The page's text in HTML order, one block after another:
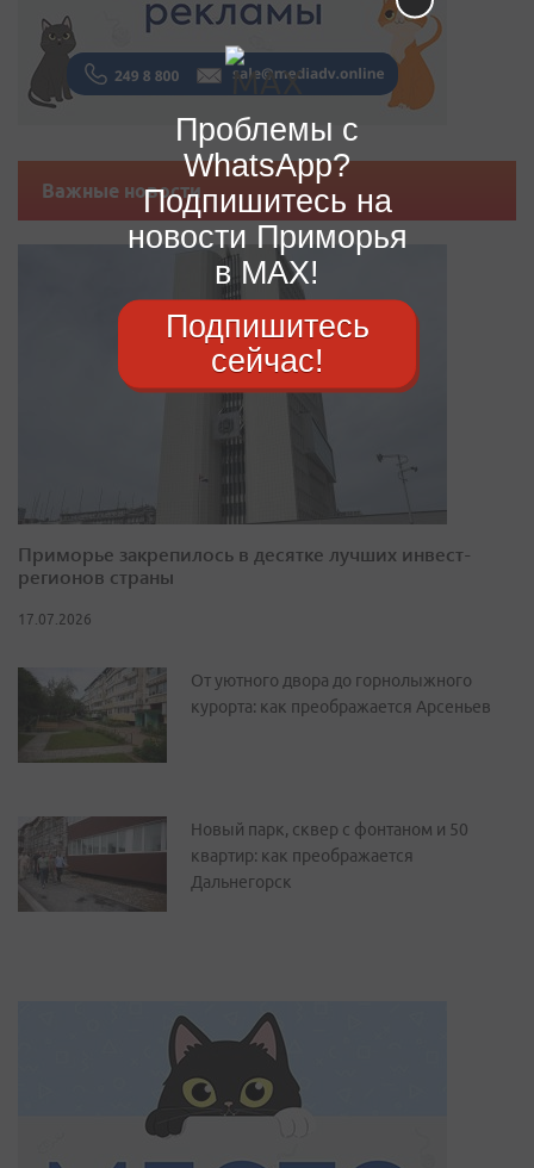
Важные новости
Приморье закрепилось в десятке лучших инвест-
регионов страны
17.07.2026
От уютного двора до горнолыжного
курорта: как преображается Арсеньев
Новый парк, сквер с фонтаном и 50
квартир: как преображается
Дальнегорск
Проблемы с
WhatsApp?
Подпишитесь на
новости Приморья
в MAX!
Подпишитесь
сейчас!